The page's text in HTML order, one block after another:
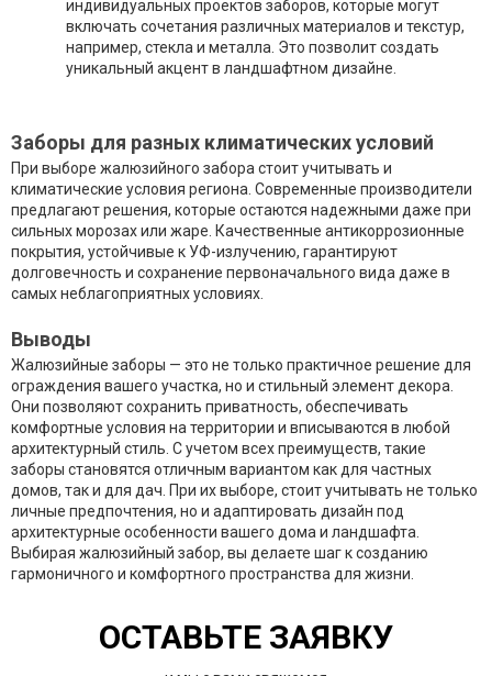
индивидуальных проектов заборов, которые могут
включать сочетания различных материалов и текстур,
например, стекла и металла. Это позволит создать
уникальный акцент в ландшафтном дизайне.
Заборы для разных климатических условий
При выборе жалюзийного забора стоит учитывать и
климатические условия региона. Современные производители
предлагают решения, которые остаются надежными даже при
сильных морозах или жаре. Качественные антикоррозионные
покрытия, устойчивые к УФ-излучению, гарантируют
долговечность и сохранение первоначального вида даже в
самых неблагоприятных условиях.
Выводы
Жалюзийные заборы — это не только практичное решение для
ограждения вашего участка, но и стильный элемент декора.
Они позволяют сохранить приватность, обеспечивать
комфортные условия на территории и вписываются в любой
архитектурный стиль. С учетом всех преимуществ, такие
заборы становятся отличным вариантом как для частных
домов, так и для дач. При их выборе, стоит учитывать не только
личные предпочтения, но и адаптировать дизайн под
архитектурные особенности вашего дома и ландшафта.
Выбирая жалюзийный забор, вы делаете шаг к созданию
гармоничного и комфортного пространства для жизни.
ОСТАВЬТЕ ЗАЯВКУ